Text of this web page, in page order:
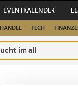
EVENTKALENDER
HANDEL TECH